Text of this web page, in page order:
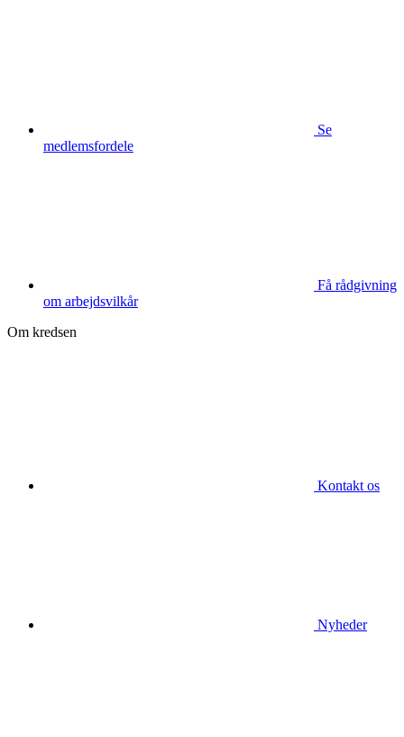
Se
medlemsfordele
Få rådgivning
om arbejdsvilkår
Om kredsen
Kontakt os
Nyheder